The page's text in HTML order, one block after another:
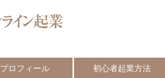
プロフィール 初心者起業方法